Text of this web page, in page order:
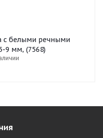
с белыми речными
9 мм, (7568)